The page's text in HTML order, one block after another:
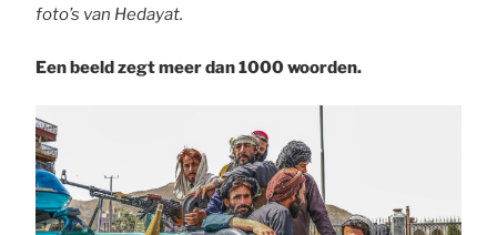
foto’s van Hedayat.
Een beeld zegt meer dan 1000 woorden.